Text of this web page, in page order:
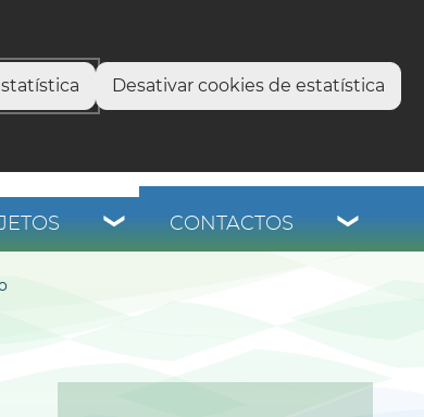
Desativar cookies de estatística
CONTACTOS